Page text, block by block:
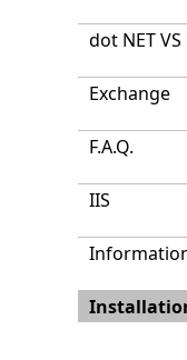
dot NET VS
Exchange
F.A.Q.
IIS